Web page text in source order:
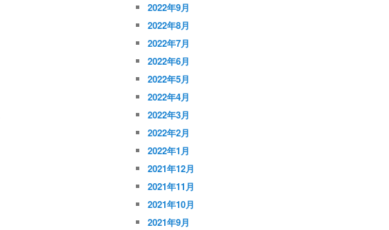
2022年9月
2022年8月
2022年7月
2022年6月
2022年5月
2022年4月
2022年3月
2022年2月
2022年1月
2021年12月
2021年11月
2021年10月
2021年9月